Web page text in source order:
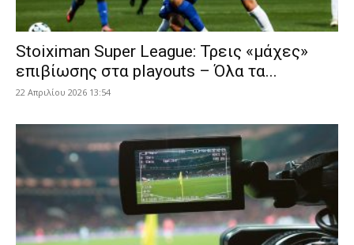
Stoiximan Super League: Τρεις «μάχες»
επιβίωσης στα playouts – Όλα τα...
22 Απριλίου 2026 13:54